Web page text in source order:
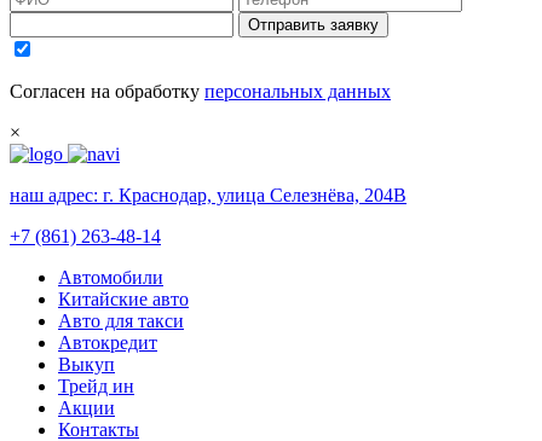
Отправить заявку
Согласен на обработку персональных данных
×
наш адрес: г. Краснодар, улица Селезнёва, 204В
+7 (861) 263-48-14
Автомобили
Китайские авто
Авто для такси
Автокредит
Выкуп
Трейд ин
Акции
Контакты